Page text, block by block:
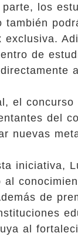
parte, los
también
exclusiva.
de
el
del
nuevas
iniciativa,
al
de
al